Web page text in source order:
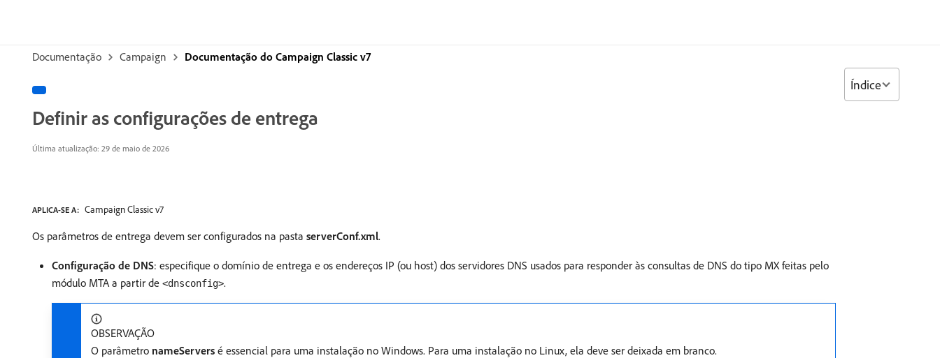
Documentação Campaign Documentação do Campaign Classic v7
Definir as configurações de entrega
Última atualização: 29 de maio de 2026
APLICA-SE A: Campaign Classic v7
Os parâmetros de entrega devem ser configurados na pasta serverConf.xml.
Configuração de DNS: especifique o domínio de entrega e os endereços IP (ou host) dos servidores DNS usados para responder às consultas de DNS do tipo MX feitas pelo
módulo MTA a partir de <dnsconfig>.
OBSERVAÇÃO
O parâmetro nameServers é essencial para uma instalação no Windows. Para uma instalação no Linux, ela deve ser deixada em branco.
Índice